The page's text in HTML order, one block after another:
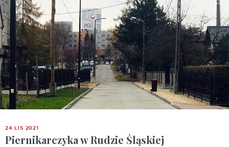
24 LIS 2021
Piernikarczyka w Rudzie Śląskiej